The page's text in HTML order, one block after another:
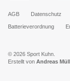
AGB Datenschutz
Batterieverordnung
© 2026 Sport Kuhn
Erstellt von Andreas